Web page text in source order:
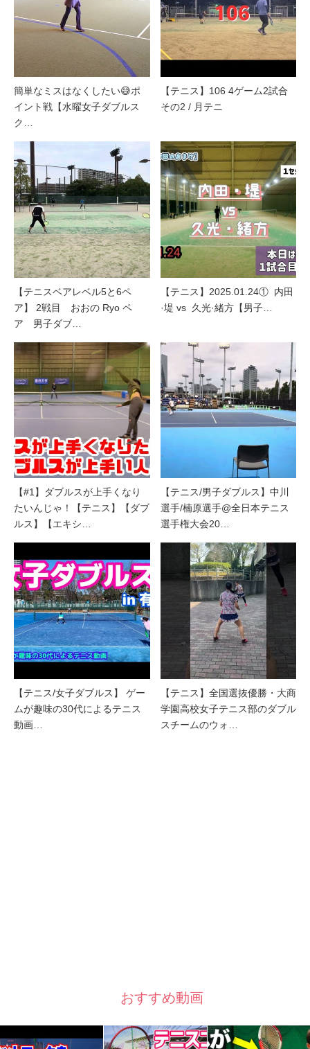
簡単なミスはなくしたい😅ポ
イント戦【水曜女子ダブルス
ク…
【テニス】106 4ゲーム2試合
その2 / 月テニ
【テニスベアレベル5と6ペ
ア】 2戦目 おおの Ryo ペ
ア 男子ダブ…
【テニス】2025.01.24① 内田
·堤 vs 久光·緒方【男子…
【#1】ダブルスが上手くなり
たいんじゃ！【テニス】【ダブ
ルス】【エキシ…
【テニス/男子ダブルス】中川
選手/楠原選手@全日本テニス
選手権大会20…
【テニス/女子ダブルス】 ゲー
ムが趣味の30代によるテニス
動画…
【テニス】全国選抜優勝・大商
学園高校女子テニス部のダブル
スチームのウォ…
おすすめ動画